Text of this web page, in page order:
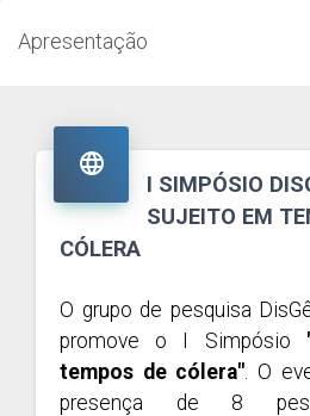
Apresentação

I SIMPÓSIO
SUJEITO EM
CÓLERA
O grupo de pesquisa
promove o I Simpósio
tempos de cólera". O
presença de 8